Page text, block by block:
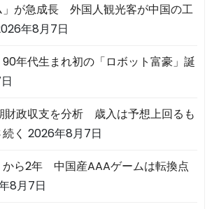
」が急成長 外国人観光客が中国の工
年8月7日
年代生まれ初の「ロボット富豪」誕
財政収支を分析 歳入は予想上回るも
く 2026年8月7日
から2年 中国産AAAゲームは転換点
8月7日